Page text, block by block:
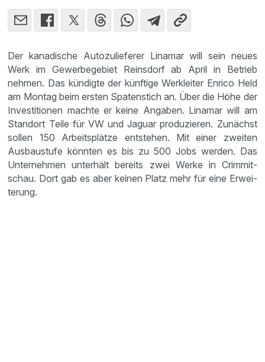
Der kanadi­sche Autozu­lie­ferer Linamar will sein neues
Werk im Gewer­be­ge­biet Reins­dorf ab April in Betrieb
nehmen. Das kündigte der künftige Werkleiter Enrico Held
am Montag beim ersten Spaten­stich an. Über die Höhe der
Inves­ti­tionen machte er keine Angaben. Linamar will am
Standort Teile für VW und Jaguar produ­zieren. Zunächst
sollen 150 Arbeits­plätze entstehen. Mit einer zweiten
Ausbau­stufe könnten es bis zu 500 Jobs werden. Das
Unter­nehmen unter­hält bereits zwei Werke in Crimmit­
schau. Dort gab es aber keinen Platz mehr für eine Erwei­
te­rung.